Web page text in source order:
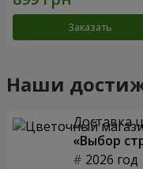
Заказать
Наши
Доставка
«Выбор
2026 год